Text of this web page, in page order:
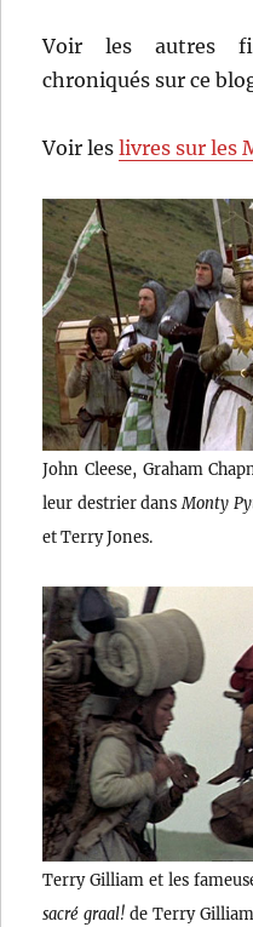
Voir les autres
chroniqués sur ce
Voir leslivres sur les
John Cleese, Graham
leur destrier dans Monty
et Terry Jones.
Terry Gilliam et les
sacré graal! de Terry